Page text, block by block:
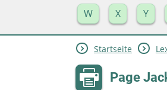
W
X Y
Startseite
Page